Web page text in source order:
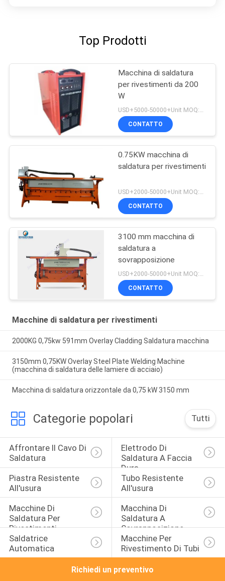
Top Prodotti
Macchina di saldatura
per rivestimenti da 200
W
USD+5000-50000+Unit MOQ:1 unità
CONTATTO
0.75KW macchina di
saldatura per rivestimenti
CONTATTO
3100 mm macchina di
saldatura a
sovrapposizione
CONTATTO
Macchine di saldatura per rivestimenti
2000KG 0,75kw 591mm Overlay Cladding Saldatura macchina
3150mm 0,75KW Overlay Steel Plate Welding Machine
(macchina di saldatura delle lamiere di acciaio)
Macchina di saldatura orizzontale da 0,75 kW 3150 mm
Categorie popolari Tutti
Affrontare Il Cavo Di
Saldatura
Elettrodo Di
Saldatura A Faccia
Dura
Piastra Resistente
All'usura
Tubo Resistente
All'usura
Macchine Di
Saldatura Per
Rivestimenti
Macchina Di
Saldatura A
Sovrapposizione
Saldatrice
Automatica
Macchine Per
Rivestimento Di Tubi
Richiedi un preventivo